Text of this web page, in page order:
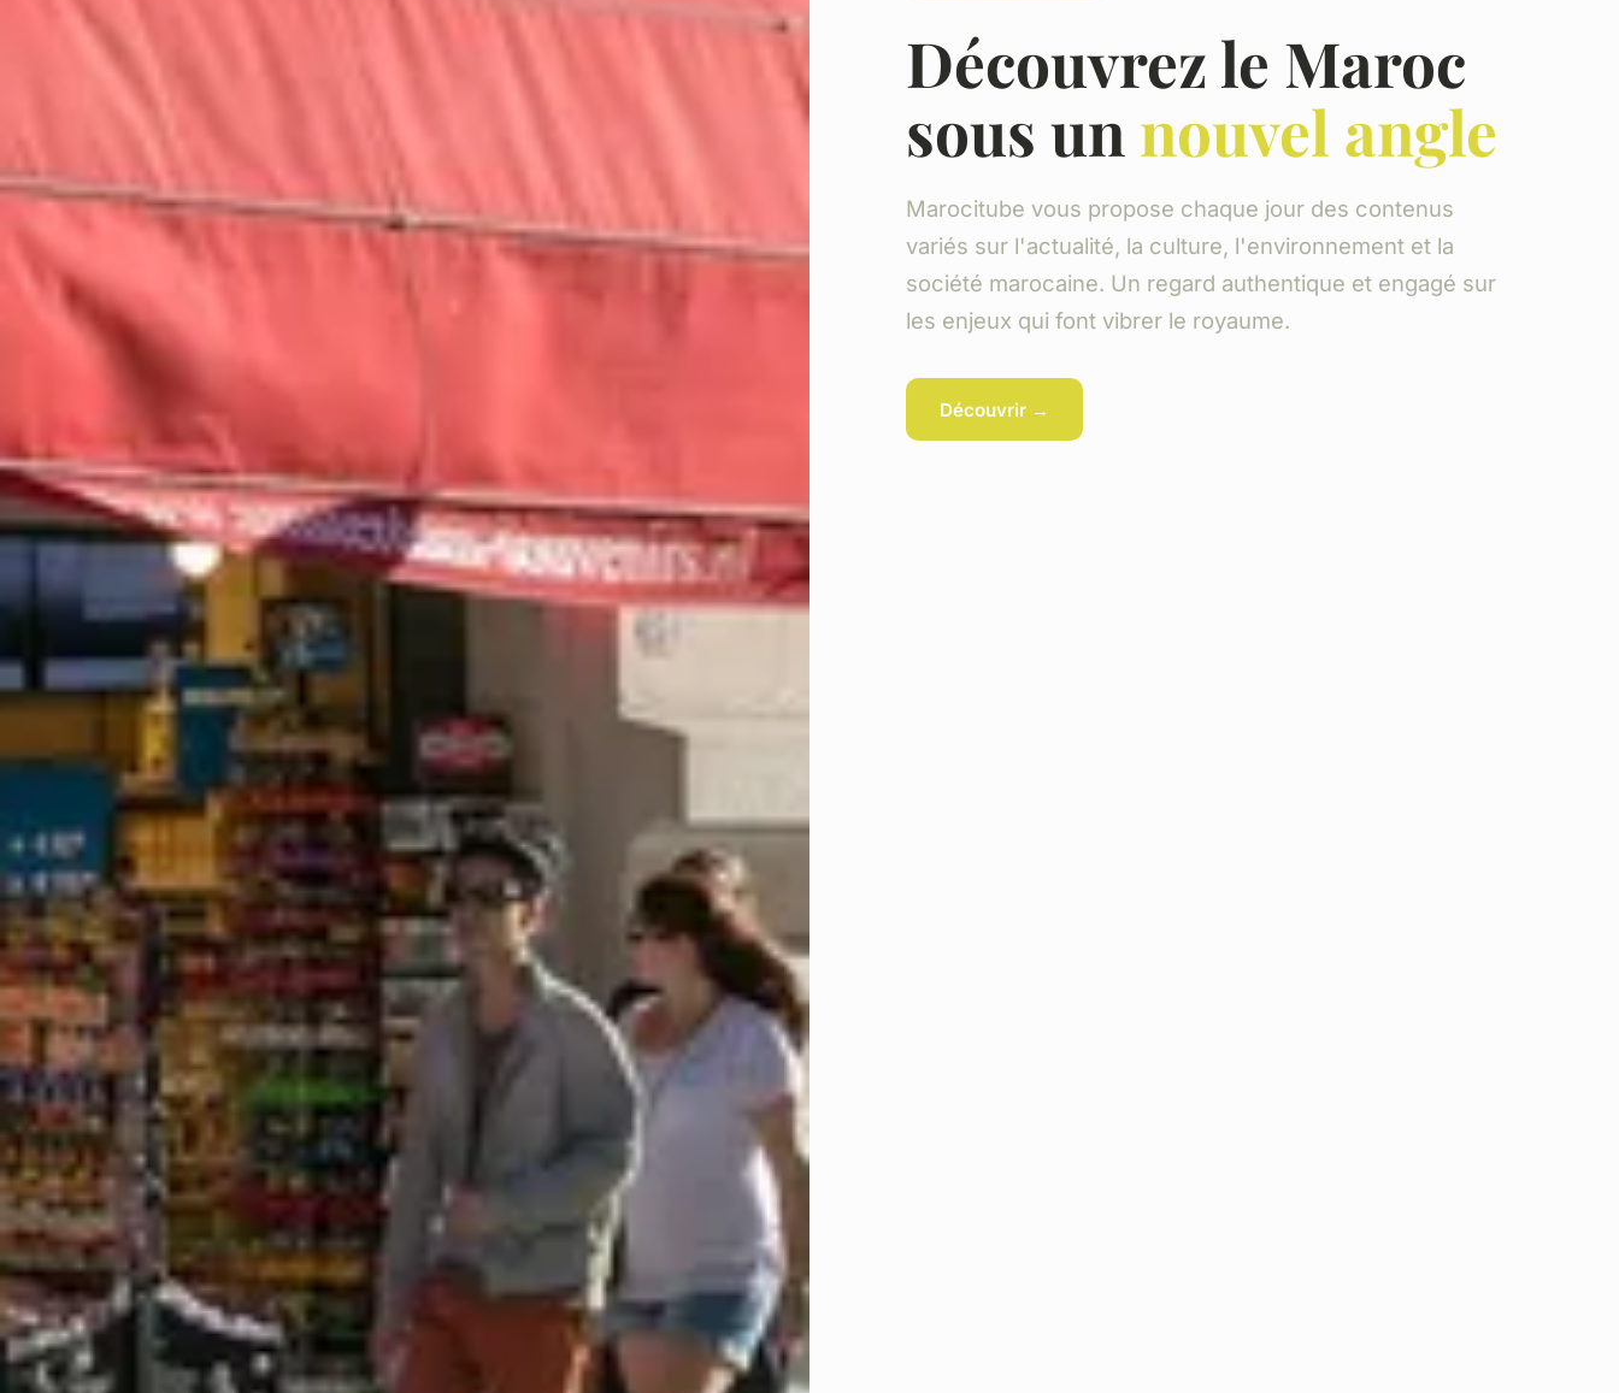
Découvrez le Maroc
sous un nouvel angle
Marocitube vous propose chaque jour des contenus
variés sur l'actualité, la culture, l'environnement et la
société marocaine. Un regard authentique et engagé sur
les enjeux qui font vibrer le royaume.
Découvrir →